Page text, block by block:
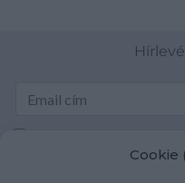
Cookie
mutargy.com/adatkezelesi-